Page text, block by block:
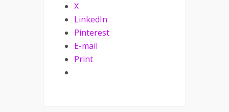
X
LinkedIn
Pinterest
E-mail
Print